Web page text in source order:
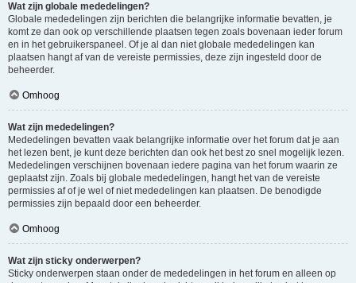
Wat zijn globale mededelingen?
Globale mededelingen zijn berichten die belangrijke informatie bevatten, je
komt ze dan ook op verschillende plaatsen tegen zoals bovenaan ieder forum
en in het gebruikerspaneel. Of je al dan niet globale mededelingen kan
plaatsen hangt af van de vereiste permissies, deze zijn ingesteld door de
beheerder.
Omhoog
Wat zijn mededelingen?
Mededelingen bevatten vaak belangrijke informatie over het forum dat je aan
het lezen bent, je kunt deze berichten dan ook het best zo snel mogelijk lezen.
Mededelingen verschijnen bovenaan iedere pagina van het forum waarin ze
geplaatst zijn. Zoals bij globale mededelingen, hangt het van de vereiste
permissies af of je wel of niet mededelingen kan plaatsen. De benodigde
permissies zijn bepaald door een beheerder.
Omhoog
Wat zijn sticky onderwerpen?
Sticky onderwerpen staan onder de mededelingen in het forum en alleen op